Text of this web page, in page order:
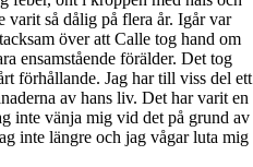
varit så dålig på flera år. Igår var
över att Calle tog hand om
ensamstående förälder. Det tog
förhållande. Jag har till viss del ett
av hans liv. Det har varit en
inte vänja mig vid det på grund av
inte längre och jag vågar luta mig